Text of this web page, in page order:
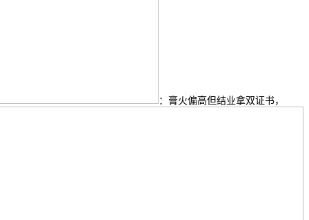
：膏火偏高但结业拿双证书，